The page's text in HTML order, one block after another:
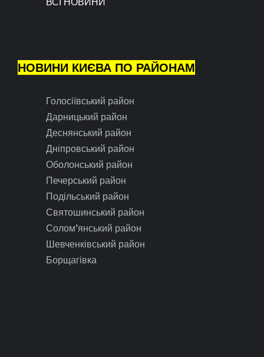
НОВИНИ КИЄВА ПО РАЙОНАМ
Голосіївський район
Дарницький район
Деснянський район
Дніпровський район
Оболонський район
Печерський район
Подільський район
Святошинський район
Солом’янський район
Шевченківський район
Борщагівка